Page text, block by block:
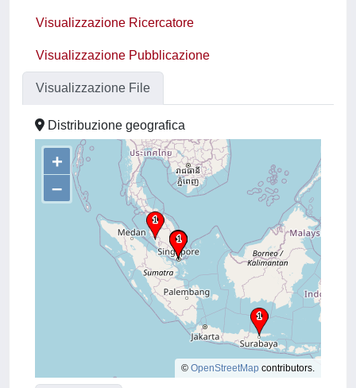
Visualizzazione Ricercatore
Visualizzazione Pubblicazione
Visualizzazione File
Distribuzione geografica
+
–
© OpenStreetMap contributors.